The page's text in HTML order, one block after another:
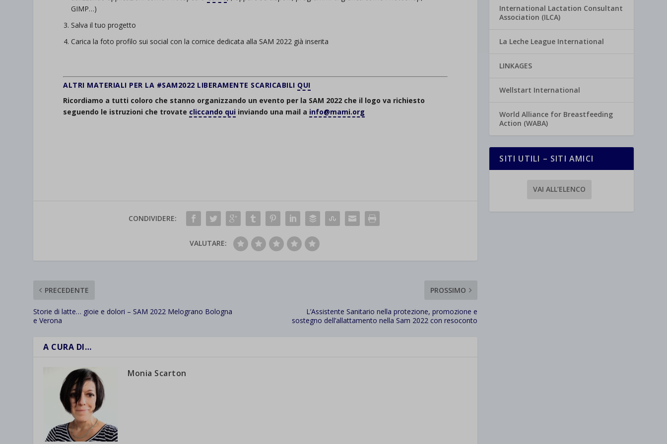
GIMP…)
Salva il tuo progetto
Carica la foto profilo sui social con la cornice dedicata alla SAM 2022 già inserita
ALTRI MATERIALI PER LA #SAM2022 LIBERAMENTE SCARICABILI QUI
Ricordiamo a tutti coloro che stanno organizzando un evento per la SAM 2022 che il logo va richiesto
seguendo le istruzioni che trovate cliccando qui inviando una mail a info@mami.org
CONDIVIDERE:
VALUTARE:
PRECEDENTE
Storie di latte… gioie e dolori – SAM 2022 Melograno Bologna
e Verona
PROSSIMO
L’Assistente Sanitario nella protezione, promozione e
sostegno dell’allattamento nella Sam 2022 con resoconto
A CURA DI…
Monia Scarton
International Lactation Consultant
Association (ILCA)
La Leche League International
LINKAGES
Wellstart International
World Alliance for Breastfeeding
Action (WABA)
SITI UTILI – SITI AMICI
VAI ALL’ELENCO